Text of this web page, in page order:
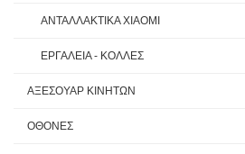
ΑΝΤΑΛΛΑΚΤΙΚΑ XIAOMI
ΕΡΓΑΛΕΙΑ - ΚΟΛΛΕΣ
ΑΞΕΣΟΥΑΡ ΚΙΝΗΤΩΝ
ΟΘΟΝΕΣ